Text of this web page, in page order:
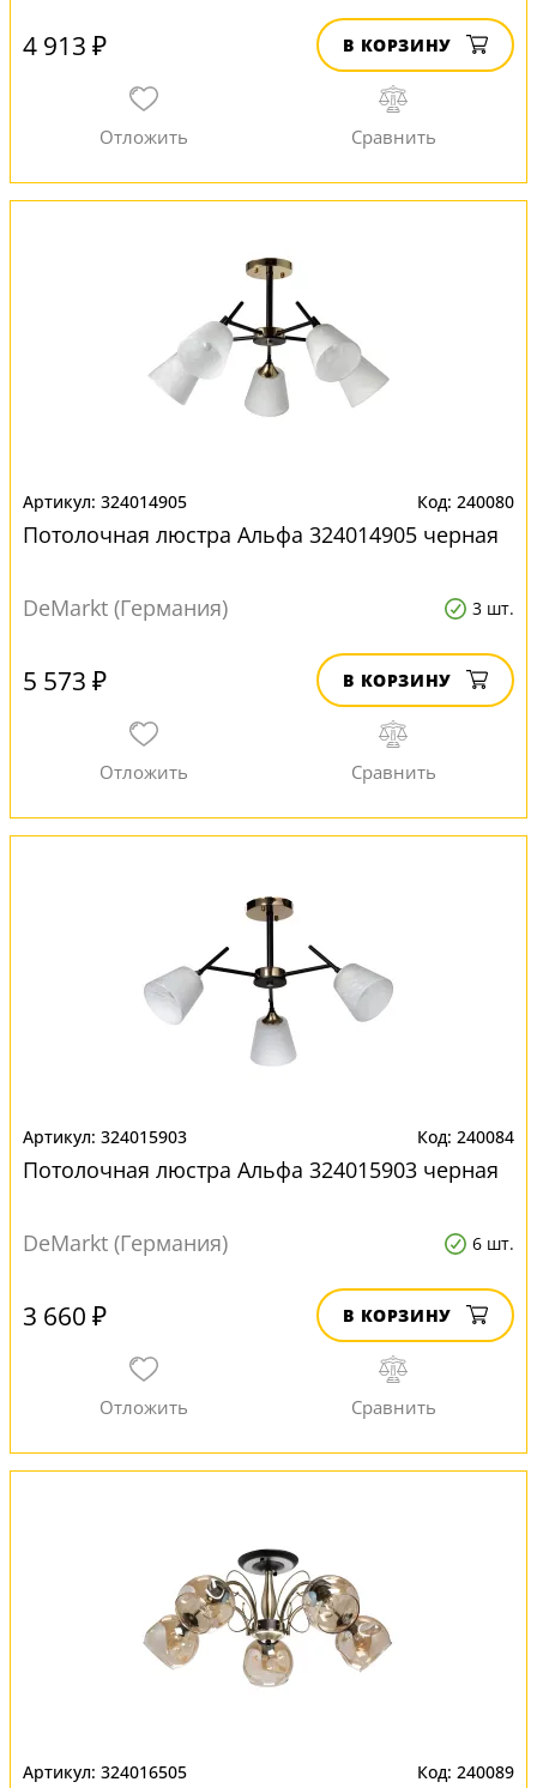
4 913 ₽ В КОРЗИНУ
324014905 240080
Потолочная люстра Альфа 324014905 черная
DeMarkt (Германия) 3 шт.
5 573 ₽ В КОРЗИНУ
324015903 240084
Потолочная люстра Альфа 324015903 черная
DeMarkt (Германия) 6 шт.
3 660 ₽ В КОРЗИНУ
324016505 240089